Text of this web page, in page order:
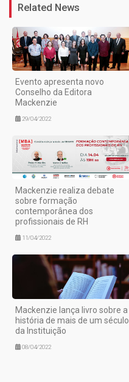
Related News
Evento apresenta novo
Conselho da Editora
Mackenzie
29/04/2022
Mackenzie realiza debate
sobre formação
contemporânea dos
profissionais de RH
11/04/2022
Mackenzie lança livro sobre a
história de mais de um século
da Instituição
08/04/2022